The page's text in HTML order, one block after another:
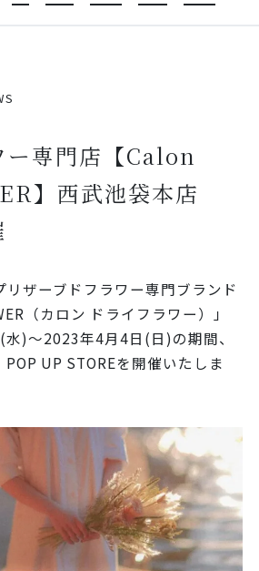
ー専門店【Calon
】西武池袋本店
リザーブドフラワー専門ブランド
（カロン ドライフラワー）」
)～2023年4月4日(日)の期間、
UP STOREを開催いたしま